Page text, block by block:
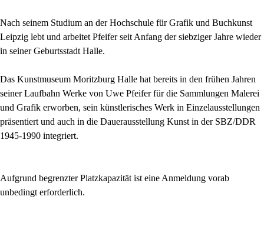
Nach seinem Studium an der Hochschule für Grafik und Buchkunst
Leipzig lebt und arbeitet Pfeifer seit Anfang der siebziger Jahre wieder
in seiner Geburtsstadt Halle.
Das Kunstmuseum Moritzburg Halle hat bereits in den frühen Jahren
seiner Laufbahn Werke von Uwe Pfeifer für die Sammlungen Malerei
und Grafik erworben, sein künstlerisches Werk in Einzelausstellungen
präsentiert und auch in die Dauerausstellung Kunst in der SBZ/DDR
1945-1990 integriert.
Aufgrund begrenzter Platzkapazität ist eine Anmeldung vorab
unbedingt erforderlich.